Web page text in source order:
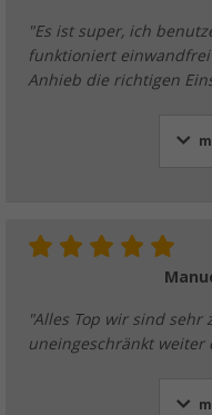
"Es ist super, ich
funktioniert
Anhieb die richtigen
"Alles Top wir sind
uneingeschränkt weiter